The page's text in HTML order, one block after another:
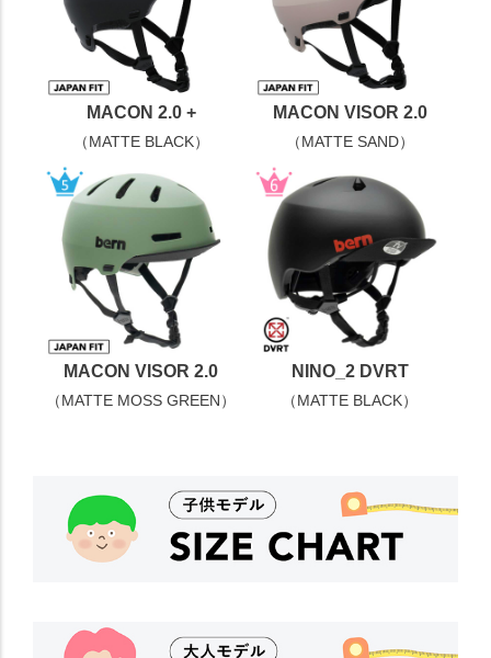
MACON 2.0 +
（MATTE BLACK）
MACON VISOR 2.0
（MATTE SAND）
MACON VISOR 2.0
（MATTE MOSS GREEN）
NINO_2 DVRT
（MATTE BLACK）